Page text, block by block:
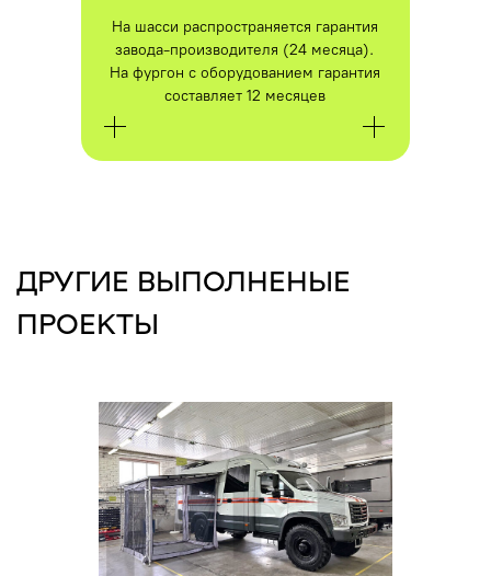
На шасси распространяется гарантия
завода-производителя (24 месяца).
На фургон с оборудованием гарантия
составляет 12 месяцев
ПОЛУЧИТЬ КОНСУЛЬТАЦИЮ
КВАЛИФИЦИРОВАННУЮ
КОНСУЛЬТАЦИЮ ПО
ИНТЕРЕСУЮЩЕМУ ВАС ПРОЕКТУ